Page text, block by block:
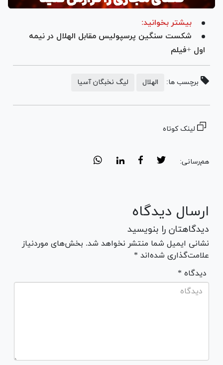
بیشتر بخوانید:
شکست سنگین پرسپولیس مقابل الهلال در نیمه
اول +فیلم
برچسب ها: الهلال لیگ نخبگان آسیا
لینک کوتاه
هم‌رسانی:
ارسال دیدگاه
دیدگاهتان را بنویسید
نشانی ایمیل شما منتشر نخواهد شد. بخش‌های موردنیاز
علامت‌گذاری شده‌اند *
* دیدگاه